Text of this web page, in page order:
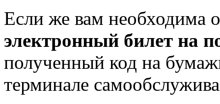
Если же вам необходима
электронный билет на
полученный код на
терминале